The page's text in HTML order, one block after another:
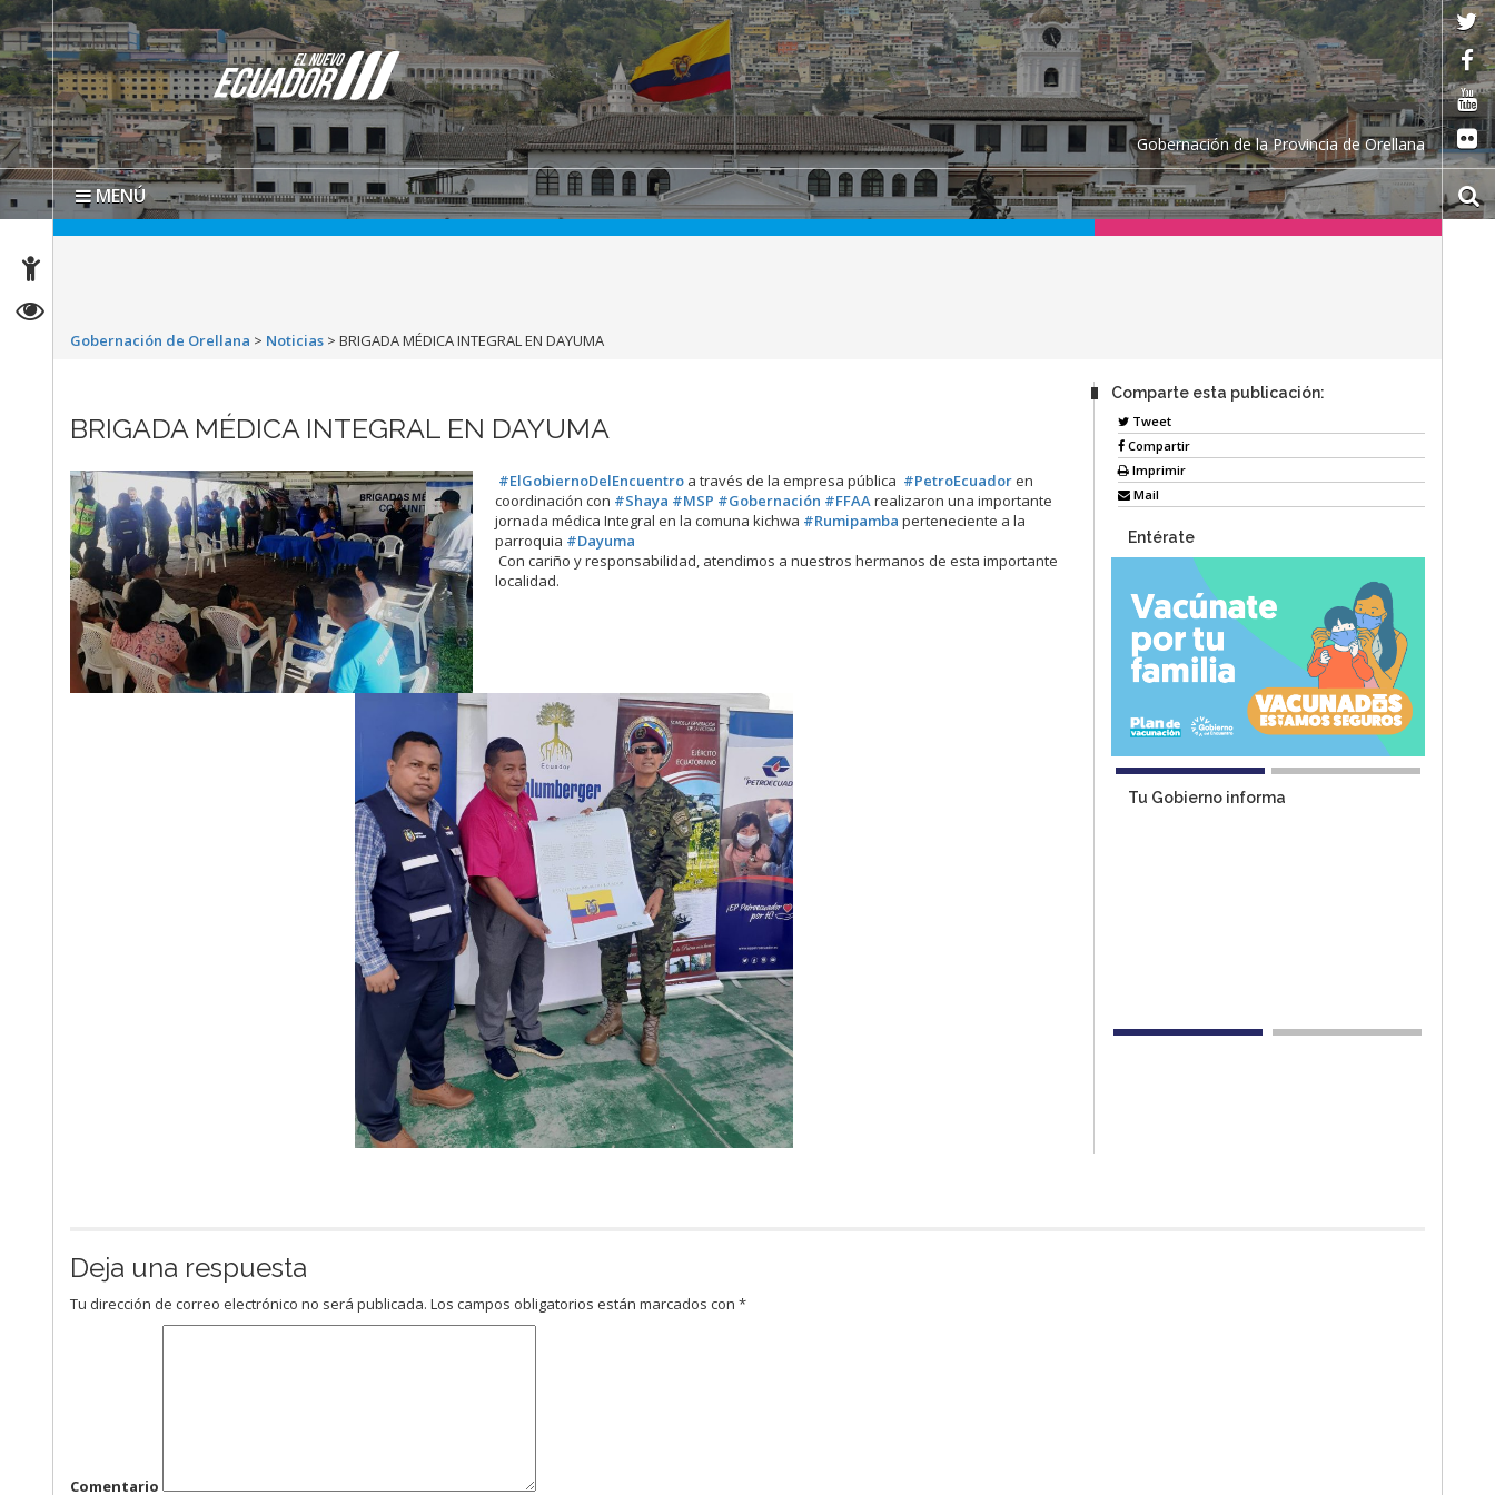
Gobernación de la Provincia de Orellana
MENÚ
Gobernación de Orellana > Noticias >BRIGADA MÉDICA INTEGRAL EN DAYUMA
BRIGADA MÉDICA INTEGRAL EN DAYUMA
#ElGobiernoDelEncuentro a través de la empresa pública #PetroEcuadoren
coordinación con #Shaya #MSP #Gobernación #FFAArealizaron una importante
jornada médica Integral en la comuna kichwa #Rumipamba perteneciente a la
parroquia #Dayuma
Con cariño y responsabilidad, atendimos a nuestros hermanos de esta importante
localidad.
Comparte esta publicación:
Tweet
Compartir
Imprimir
Mail
Entérate
Tu Gobierno informa
Deja una respuesta
Tu dirección de correo electrónico no será publicada. Los campos obligatorios están marcados con*
Comentario